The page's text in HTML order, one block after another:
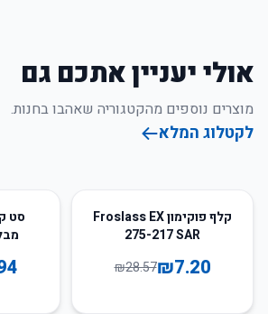
אולי יעניין אתכם גם
מוצרים נוספים מהקטגוריה שאהבו בחנות.
לקטלוג המלא
75%
קלף פוקימון Froslass EX
275-217 SAR
₪7.20
₪28.57